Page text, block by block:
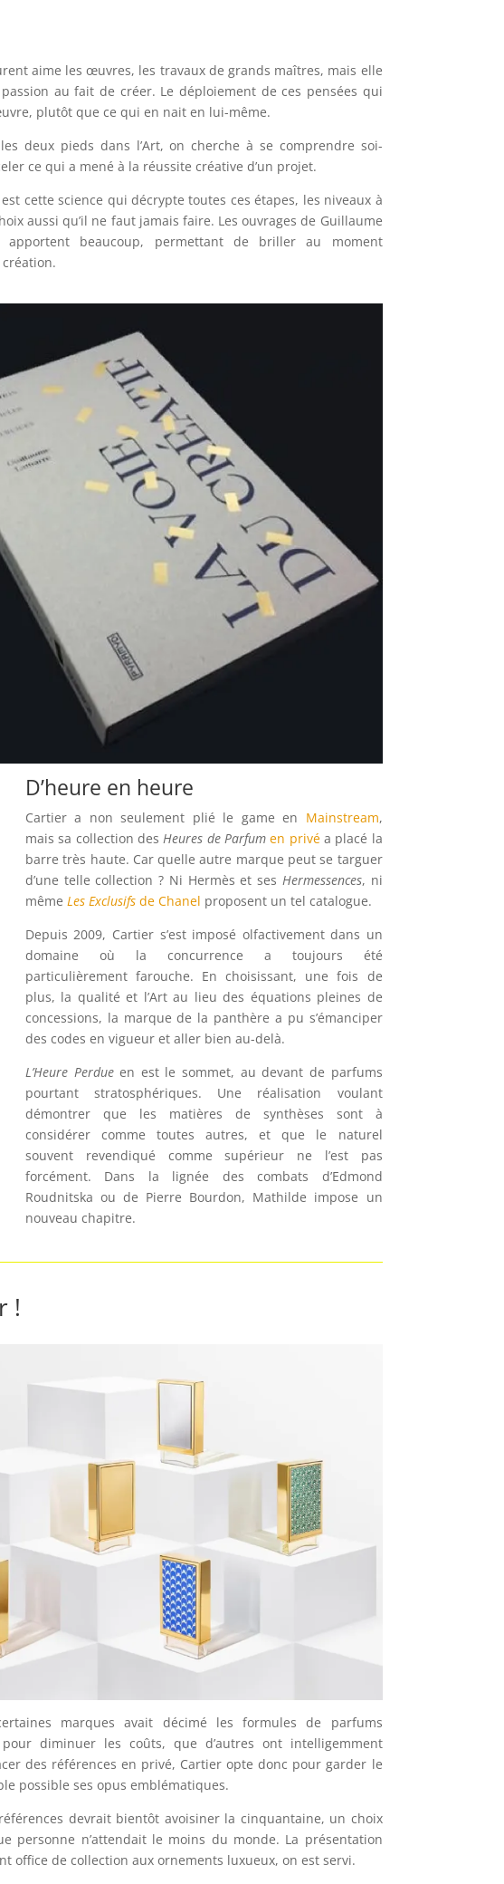
aime les œuvres, les travaux de grands maîtres, mais elle
au fait de créer. Le déploiement de ces pensées qui
plutôt que ce qui en nait en lui-même.
les deux pieds dans l’Art, on cherche à se comprendre soi-
ce qui a mené à la réussite créative d’un projet.
cette science qui décrypte toutes ces étapes, les niveaux à
aussi qu’il ne faut jamais faire. Les ouvrages de Guillaume
apportent beaucoup, permettant de briller au moment
D’heure en heure
Cartier a non seulement plié le game en Mainstream,
mais sa collection desHeures de Parfum en privéa placé la
barre très haute. Car quelle autre marque peut se targuer
d’une telle collection ? Ni Hermès et ses Hermessences, ni
même Les Exclusifsde Chanel proposent un tel catalogue.
Depuis 2009, Cartier s’est imposé olfactivement dans un
domaine où la concurrence a toujours été
particulièrement farouche. En choisissant, une fois de
plus, la qualité et l’Art au lieu des équations pleines de
concessions, la marque de la panthère a pu s’émanciper
des codes en vigueur et aller bien au-delà.
L’Heure Perdueen est le sommet, au devant de parfums
pourtant stratosphériques. Une réalisation voulant
démontrer que les matières de synthèses sont à
considérer comme toutes autres, et que le naturel
souvent revendiqué comme supérieur ne l’est pas
forcément. Dans la lignée des combats d’Edmond
Roudnitska ou de Pierre Bourdon, Mathilde impose un
nouveau chapitre.
!
marques avait décimé les formules de parfums
pour diminuer les coûts, que d’autres ont intelligemment
des références en privé, Cartier opte donc pour garder le
possible ses opus emblématiques.
devrait bientôt avoisiner la cinquantaine, un choix
personne n’attendait le moins du monde. La présentation
office de collection aux ornements luxueux, on est servi.